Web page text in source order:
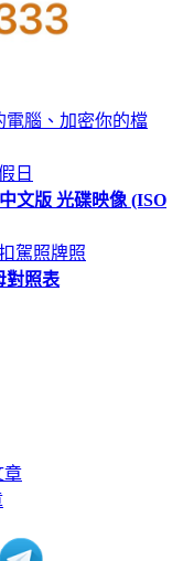
電腦、加密你的檔
日
文版 光碟映像 (ISO
駕照牌照
對照表